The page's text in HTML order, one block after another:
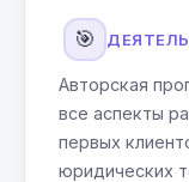
🎯
Авторская
все аспекты
первых
юридических